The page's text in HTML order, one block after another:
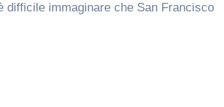
difficile immaginare che San Francisco